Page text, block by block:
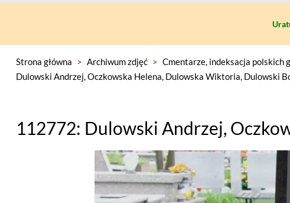
Strona główna > Archiwum zdjęć > Cmentarze, indeksacja polskich
Dulowski Andrzej, Oczkowska Helena, Dulowska Wiktoria, Dulowski
112772: Dulowski Andrzej,